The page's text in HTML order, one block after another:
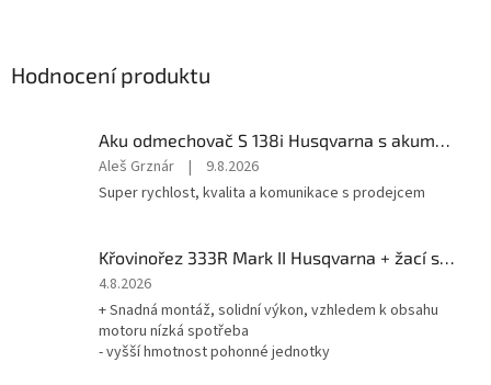
Aku odmechovač S 138i Husqvarna s akumulátorem a nabíječkou
Hodnocení
produktu
z
5
hvězdiček.
Aleš Grznár |
9.8.2026
Super rychlost, kvalita a komunikace s prodejcem
Křovinořez 333R Mark II Husqvarna + žací struna ZDARMA
Hodnocení
produktu
je
4.8.2026
+ Snadná montáž, solidní výkon, vzhledem k obsahu
motoru nízká spotřeba
- vyšší hmotnost pohonné jednotky